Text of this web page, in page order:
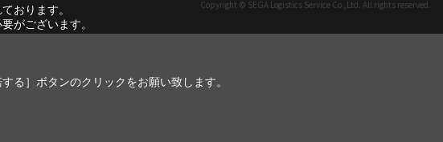
Copyright © SEGA Logistics Service Co.,Ltd. All rights reserved.
おります。
がございます。
る］ボタンのクリックをお願い致します。